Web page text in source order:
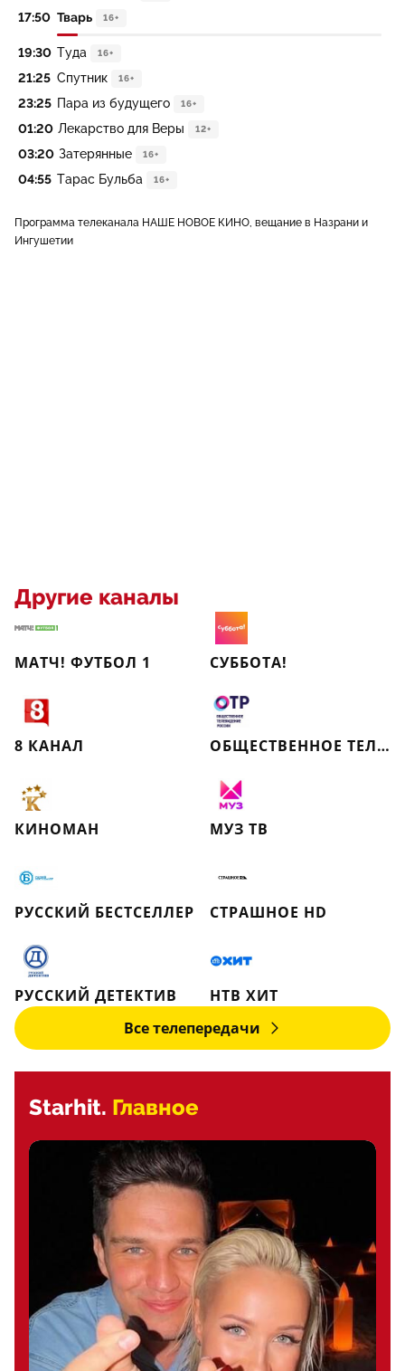
17:50 Тварь 16+
19:30 Туда 16+
21:25 Спутник 16+
23:25 Пара из будущего 16+
01:20 Лекарство для Веры 12+
03:20 Затерянные 16+
04:55 Тарас Бульба 16+
Программа телеканала НАШЕ НОВОЕ КИНО, вещание в Назрани и
Ингушетии
Другие каналы
МАТЧ! ФУТБОЛ 1 СУББОТА!
8 КАНАЛ ОБЩЕСТВЕННОЕ ТЕЛЕВИДЕНИЕ РОССИИ
КИНОМАН МУЗ ТВ
РУССКИЙ БЕСТСЕЛЛЕР СТРАШНОЕ HD
РУССКИЙ ДЕТЕКТИВ
НТВ ХИТ
Все телепередачи
Starhit. Главное